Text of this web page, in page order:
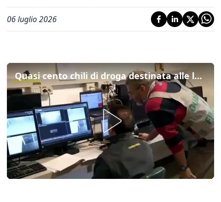
06 luglio 2026
Quasi cento chili di droga destinata alle località balneari: ecco l'operazione "King George"